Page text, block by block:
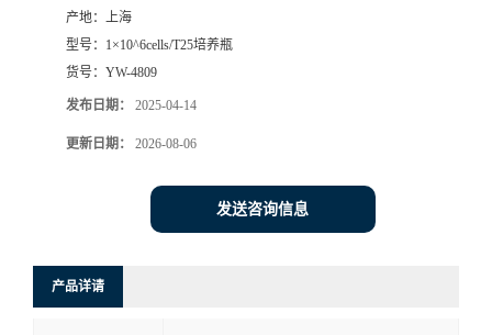
产地： 上海
型号： 1×10^6cells/T25培养瓶
货号： YW-4809
发布日期： 2025-04-14
更新日期： 2026-08-06
发送咨询信息
产品详请